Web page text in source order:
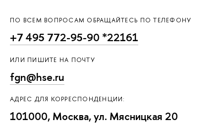
ПО ВСЕМ ВОПРОСАМ ОБРАЩАЙТЕСЬ ПО ТЕЛЕФОНУ
+7 495 772-95-90 *22161
ИЛИ ПИШИТЕ НА ПОЧТУ
fgn@hse.ru
АДРЕС ДЛЯ КОРРЕСПОНДЕНЦИИ:
101000, Москва, ул. Мясницкая 20